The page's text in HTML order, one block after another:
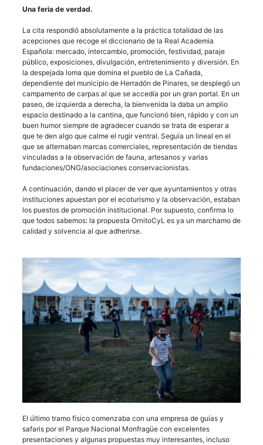
Una feria de verdad.
La cita respondió absolutamente a la práctica totalidad de las
acepciones que recoge el diccionario de la Real Academia
Española: mercado, intercambio, promoción, festividad, paraje
público, exposiciones, divulgación, entretenimiento y diversión. En
la despejada loma que domina el pueblo de La Cañada,
dependiente del municipio de Herradón de Pinares, se desplegó un
campamento de carpas al que se accedía por un gran portal. En un
paseo, de izquierda a derecha, la bienvenida la daba un amplio
espacio destinado a la cantina, que funcionó bien, rápido y con un
buen humor siempre de agradecer cuando se trata de esperar a
que te den algo que calme el rugir ventral. Seguía un lineal en el
que se alternaban marcas comerciales, representación de tiendas
vinculadas a la observación de fauna, artesanos y varias
fundaciones/ONG/asociaciones conservacionistas.
A continuación, dando el placer de ver que ayuntamientos y otras
instituciones apuestan por el ecoturismo y la observación, estaban
los puestos de promoción institucional. Por supuesto, confirma lo
que todos sabemos: la propuesta OrnitoCyL es ya un marchamo de
calidad y solvencia al que adherirse.
El último tramo físico comenzaba con una empresa de guías y
safaris por el Parque Nacional Monfragüe con excelentes
presentaciones y algunas propuestas muy interesantes, incluso